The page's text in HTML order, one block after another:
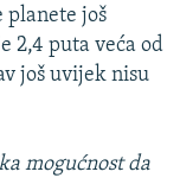
planete još
2,4 puta veća od
još uvijek nisu
mogućnost da